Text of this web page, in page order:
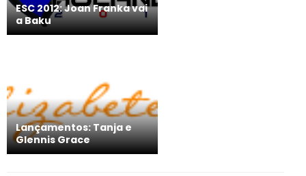
ESC 2012: Joan Franka vai
a Baku
Lançamentos: Tanja e
Glennis Grace